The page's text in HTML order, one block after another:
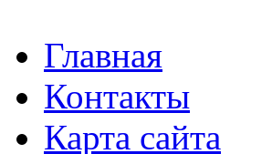
Главная
Контакты
Карта сайта